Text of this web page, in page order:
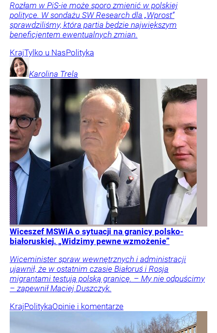
Rozłam w PiS-ie może sporo zmienić w polskiej
polityce. W sondażu SW Research dla „Wprost”
sprawdziliśmy, która partia będzie największym
beneficjentem ewentualnych zmian.
KrajTylko u NasPolityka
Karolina Trela
Wiceszef MSWiA o sytuacji na granicy polsko-
białoruskiej. „Widzimy pewne wzmożenie”
Wiceminister spraw wewnętrznych i administracji
ujawnił, że w ostatnim czasie Białoruś i Rosja
migrantami testują polską granicę. – My nie odpuścimy
– zapewnił Maciej Duszczyk.
KrajPolitykaOpinie i komentarze